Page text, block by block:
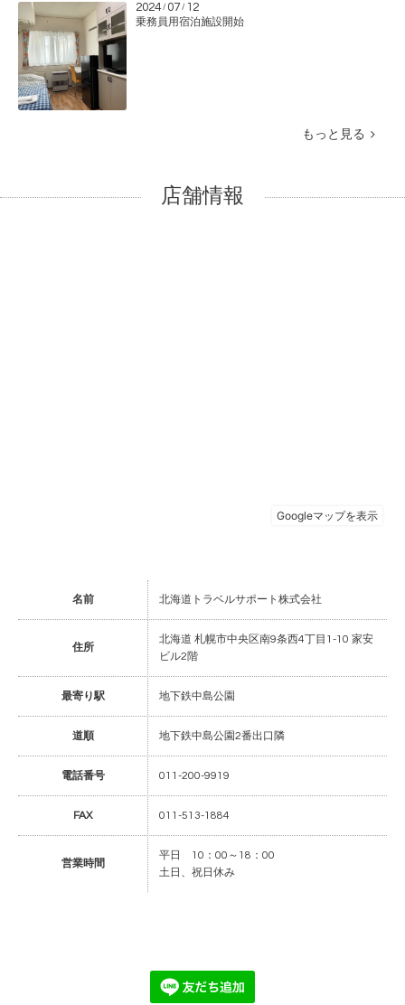
2024 / 07 / 12
乗務員用宿泊施設開始
もっと見る
店舗情報
名前 北海道トラベルサポート株式会社
住所
北海道 札幌市中央区南9条西4丁目1-10 家安
ビル2階
最寄り駅 地下鉄中島公園
道順 地下鉄中島公園2番出口隣
電話番号 011-200-9919
FAX 011-513-1884
営業時間
平日 10：00～18：00
土日、祝日休み